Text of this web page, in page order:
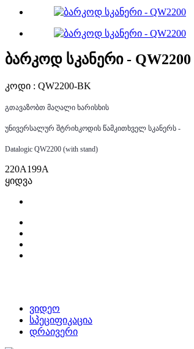
ბარკოდ სკანერი - QW2200
კოდი : QW2200-BK
გთავაზობთ მაღალი ხარისხის
უნივერსალურ შტრიხკოდის წამკითხველ სკანერს -
Datalogic QW2200 (with stand)
220A199A
ყიდვა
ვიდეო
სპეციფიკაცია
დრაივერი